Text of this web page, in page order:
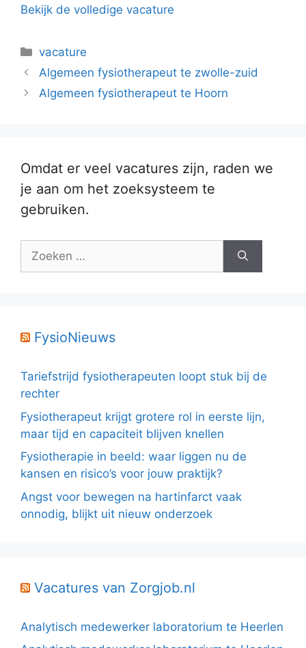
Bekijk de volledige vacature
Categorieën
vacature
Algemeen fysiotherapeut te zwolle-zuid
Algemeen fysiotherapeut te Hoorn
Omdat er veel vacatures zijn, raden we
je aan om het zoeksysteem te
gebruiken.
Zoek
FysioNieuws
Tariefstrijd fysiotherapeuten loopt stuk bij de
rechter
Fysiotherapeut krijgt grotere rol in eerste lijn,
maar tijd en capaciteit blijven knellen
Fysiotherapie in beeld: waar liggen nu de
kansen en risico’s voor jouw praktijk?
Angst voor bewegen na hartinfarct vaak
onnodig, blijkt uit nieuw onderzoek
Vacatures van Zorgjob.nl
Analytisch medewerker laboratorium te Heerlen